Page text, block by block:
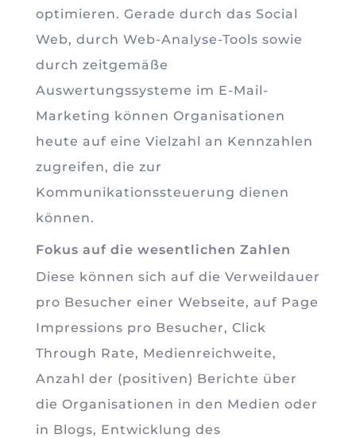
optimieren. Gerade durch das Social
Web, durch Web-Analyse-Tools sowie
durch zeitgemäße
Auswertungssysteme im E-Mail-
Marketing können Organisationen
heute auf eine Vielzahl an Kennzahlen
zugreifen, die zur
Kommunikationssteuerung dienen
können.
Fokus auf die wesentlichen Zahlen
Diese können sich auf die Verweildauer
pro Besucher einer Webseite, auf Page
Impressions pro Besucher, Click
Through Rate, Medienreichweite,
Anzahl der (positiven) Berichte über
die Organisationen in den Medien oder
in Blogs, Entwicklung des